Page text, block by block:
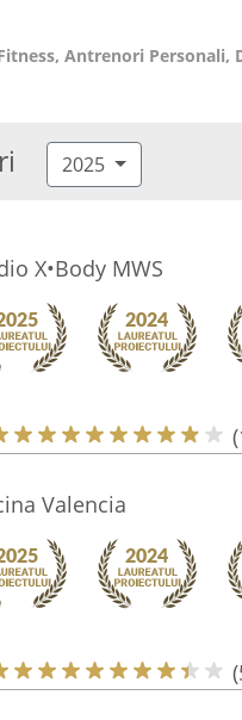
Antrenori Personali,
2025
X•Body MWS
Valencia